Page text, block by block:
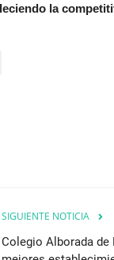
la
SIGUIENTE NOTICIA
Colegio Alborada